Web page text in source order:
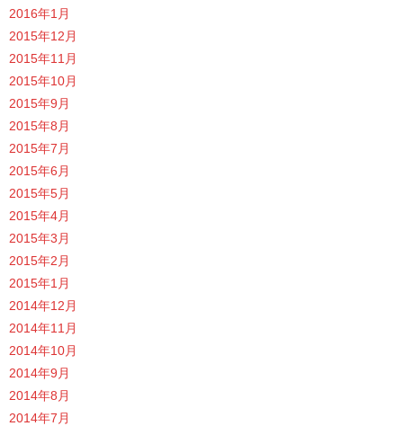
2016年1月
2015年12月
2015年11月
2015年10月
2015年9月
2015年8月
2015年7月
2015年6月
2015年5月
2015年4月
2015年3月
2015年2月
2015年1月
2014年12月
2014年11月
2014年10月
2014年9月
2014年8月
2014年7月